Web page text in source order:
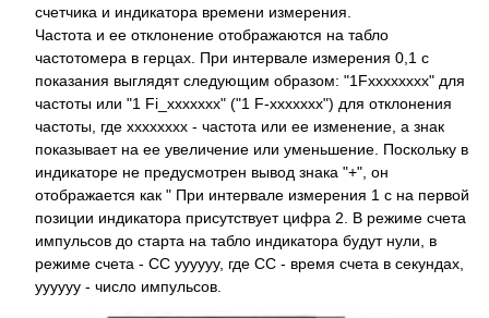
счетчика и индикатора времени измерения.
Частота и ее отклонение отображаются на табло
частотомера в герцах. При интервале измерения 0,1 с
показания выглядят следующим образом: "1Fxxxxxxxx" для
частоты или "1 Fi_xxxxxxx" ("1 F-xxxxxxx") для отклонения
частоты, где хххххххх - частота или ее изменение, а знак
показывает на ее увеличение или уменьшение. Поскольку в
индикаторе не предусмотрен вывод знака "+", он
отображается как " При интервале измерения 1 с на первой
позиции индикатора присутствует цифра 2. В режиме счета
импульсов до старта на табло индикатора будут нули, в
режиме счета - СС уууууу, где СС - время счета в секундах,
уууууу - число импульсов.